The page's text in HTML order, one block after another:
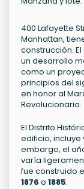
400 Lafayette
Manhattan,
construcción.
un desarrollo
como un
principios del
en honor al
Revolucionaria.
El Distrito
edificio, incluye
embargo, el
varía
fue construido
1876 o 1885.